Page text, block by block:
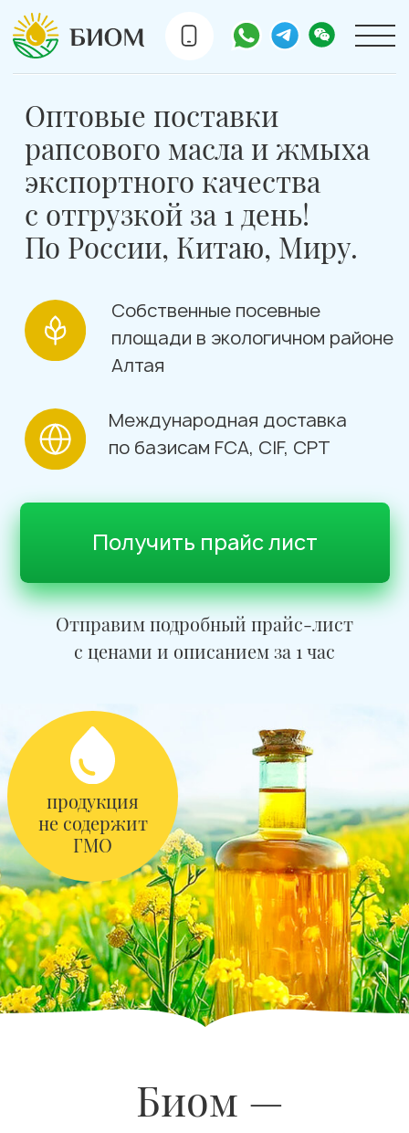
Оптовые поставки
рапсового масла и жмыха
экспортного качества
с отгрузкой за 1 день!
По России, Китаю, Миру.
Собственные посевные
площади в экологичном районе
Алтая
не содержит
ГМО
Международная доставка
по базисам FCA, CIF, CPT
Отправим подробный прайс-лист
с ценами и описанием за 1 час
Биом —
ваш надежный
партнер
На 100% выполняем свои
обязательства, четко придерживаемся
сроков и гарантируем качество
продукции
Индивидуальный
Гибко взаимодействуем с
заказчиками,